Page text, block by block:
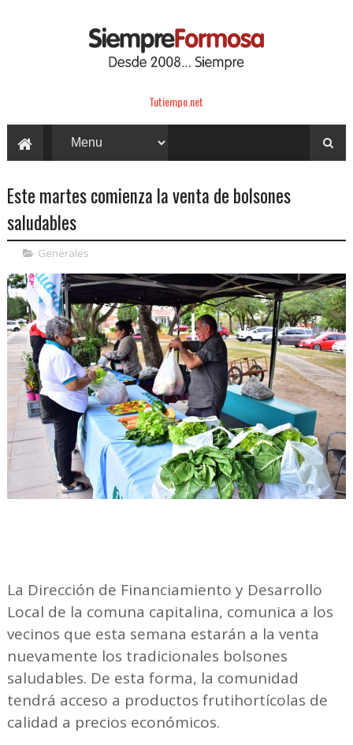
Tutiempo.net
Este martes comienza la venta de bolsones
saludables
Generales
La Dirección de Financiamiento y Desarrollo
Local de la comuna capitalina, comunica a los
vecinos que esta semana estarán a la venta
nuevamente los tradicionales bolsones
saludables. De esta forma, la comunidad
tendrá acceso a productos frutihortícolas de
calidad a precios económicos.